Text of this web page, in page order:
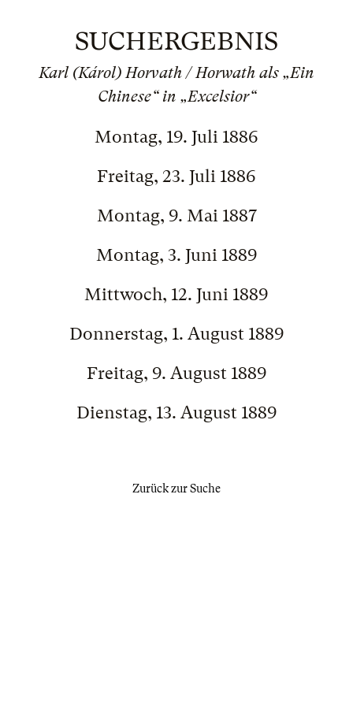
SUCHERGEBNIS
Karl (Károl) Horvath / Horwath als „Ein
Chinese“ in „Excelsior“
Montag, 19. Juli 1886
Freitag, 23. Juli 1886
Montag, 9. Mai 1887
Montag, 3. Juni 1889
Mittwoch, 12. Juni 1889
Donnerstag, 1. August 1889
Freitag, 9. August 1889
Dienstag, 13. August 1889
Zurück zur Suche